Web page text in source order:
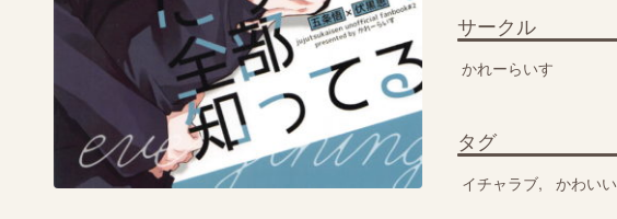
サークル
かれーらいす
タグ
イチャラブ かわいい